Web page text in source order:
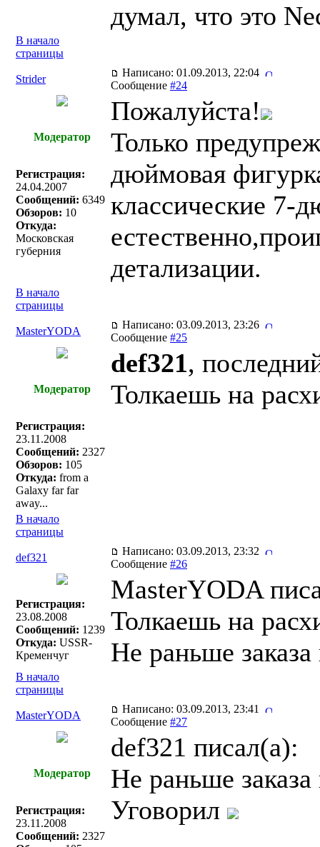
думал, что это
В начало
страницы
Strider
Написано: 01.09.2013, 22:04
Сообщение #24
Модератор
Регистрация:
24.04.2007
Сообщений: 6349
Обзоров: 10
Откуда:
Московская
губерния
Пожалуйста!
Только
дюймовая
классические 7-
детализации.
В начало
страницы
MasterYODA
Написано: 03.09.2013, 23:26
Сообщение #25
Модератор
Регистрация:
23.11.2008
Сообщений: 2327
Обзоров: 105
Откуда: from a
Galaxy far far
away...
def321,
Толкаешь на
В начало
страницы
def321
Написано: 03.09.2013, 23:32
Сообщение #26
Регистрация:
23.08.2008
Сообщений: 1239
Откуда: USSR-
Кременчуг
MasterYODA
Толкаешь на
Не раньше
В начало
страницы
MasterYODA
Написано: 03.09.2013, 23:41
Сообщение #27
Модератор
Регистрация:
23.11.2008
Сообщений: 2327
def321 писал(a):
Не раньше
Уговорил